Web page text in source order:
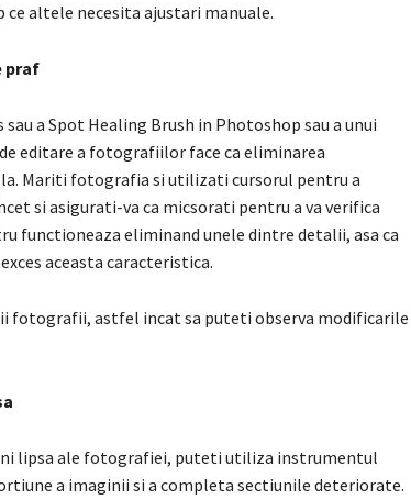
altele necesita ajustari manuale.
praf
a Spot Healing Brush in Photoshop sau a unui
editare a fotografiilor face ca eliminarea
Mariti fotografia si utilizati cursorul pentru a
si asigurati-va ca micsorati pentru a va verifica
functioneaza eliminand unele dintre detalii, asa ca
aceasta caracteristica.
fotografii, astfel incat sa puteti observa modificarile
lipsa ale fotografiei, puteti utiliza instrumentul
a imaginii si a completa sectiunile deteriorate.